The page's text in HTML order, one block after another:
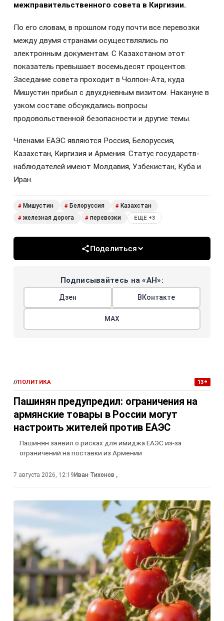
межправительственного совета в Киргизии.
По его словам, в прошлом году почти все перевозки
между двумя странами осуществлялись по
электронным документам. С Казахстаном этот
показатель превышает восемьдесят процентов.
Заседание совета проходит в Чолпон-Ата, куда
Мишустин прибыл с двухдневным визитом. Накануне в
узком составе обсуждались вопросы
продовольственной безопасности и другие темы.
Членами ЕАЭС являются Россия, Белоруссия,
Казахстан, Киргизия и Армения. Статус государств-
наблюдателей имеют Молдавия, Узбекистан, Куба и
Иран.
# Мишустин # Белоруссия # Казахстан
# железная дорога # перевозки ЕЩЕ +3
Поделиться
Подписывайтесь на «АН»:
Дзен ВКонтакте
МАХ
//ПОЛИТИКА 13+
Пашинян предупредил: ограничения на
армянские товары в России могут
настроить жителей против ЕАЭС
Пашинян заявил о рисках для имиджа ЕАЭС из-за
ограничений на поставки из Армении
7 августа 2026, 12:19 Иван Тихонов ,